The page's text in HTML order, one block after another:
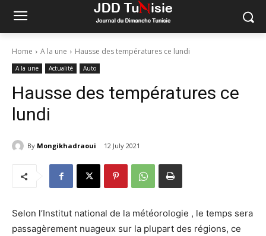
Home A la une Hausse des températures ce lundi
A la une Actualité Auto
Hausse des températures ce
lundi
By Mongikhadraoui 12 July 2021
Selon l’Institut national de la météorologie , le temps sera
passagèrement nuageux sur la plupart des régions, ce